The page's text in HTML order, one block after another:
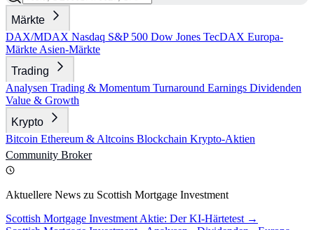
Märkte
DAX/MDAX Nasdaq S&P 500 Dow Jones TecDAX Europa-
Märkte Asien-Märkte
Trading
Analysen Trading & Momentum Turnaround Earnings Dividenden
Value & Growth
Krypto
Bitcoin Ethereum & Altcoins Blockchain Krypto-Aktien
Community Broker
Aktuellere News zu Scottish Mortgage Investment
Scottish Mortgage Investment Aktie: Der KI-Härtetest →